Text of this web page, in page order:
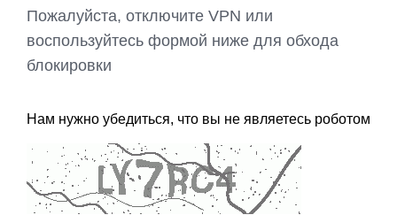
Пожалуйста, отключите VPN или
воспользуйтесь формой ниже для обхода
блокировки
Нам нужно убедиться, что вы не являетесь роботом